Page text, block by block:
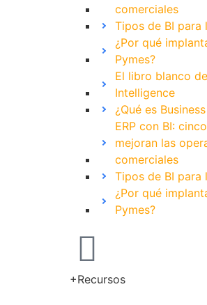
comerciales
Tipos de BI para
¿Por qué
Pymes?
El libro blanco
Intelligence
¿Qué es
ERP con BI:
mejoran las
comerciales
Tipos de BI para
¿Por qué
Pymes?
+Recursos